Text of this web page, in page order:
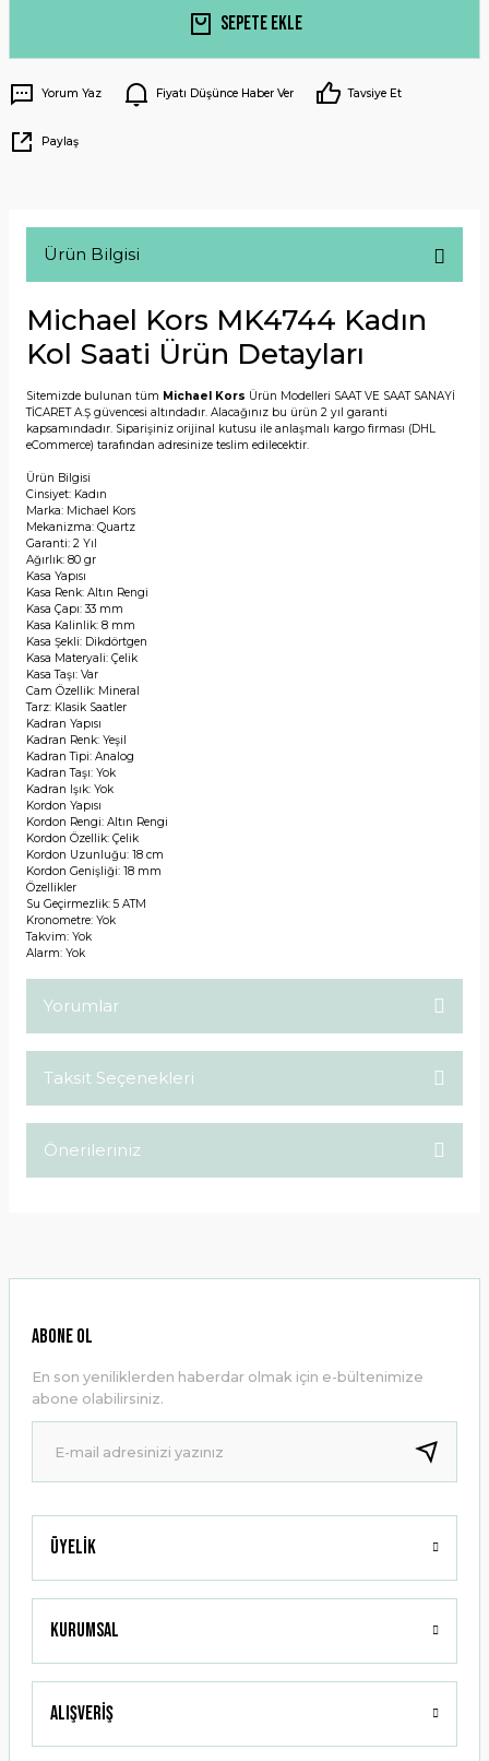
Sepete Ekle
Yorum Yaz Fiyatı Düşünce Haber Ver Tavsiye Et
Paylaş
Ürün Bilgisi
Michael Kors MK4744 Kadın
Kol Saati Ürün Detayları
Sitemizde bulunan tüm Michael Kors Ürün Modelleri SAAT VE SAAT SANAYİ
TİCARET A.Ş güvencesi altındadır. Alacağınız bu ürün 2 yıl garanti
kapsamındadır. Siparişiniz orijinal kutusu ile anlaşmalı kargo firması (DHL
eCommerce) tarafından adresinize teslim edilecektir.
Ürün Bilgisi
Cinsiyet: Kadın
Marka: Michael Kors
Mekanizma: Quartz
Garanti: 2 Yıl
Ağırlık: 80 gr
Kasa Yapısı
Kasa Renk: Altın Rengi
Kasa Çapı: 33 mm
Kasa Kalinlik: 8 mm
Kasa Şekli: Dikdörtgen
Kasa Materyali: Çelik
Kasa Taşı: Var
Cam Özellik: Mineral
Tarz: Klasik Saatler
Kadran Yapısı
Kadran Renk: Yeşil
Kadran Tipi: Analog
Kadran Taşı: Yok
Kadran Işık: Yok
Kordon Yapısı
Kordon Rengi: Altın Rengi
Kordon Özellik: Çelik
Kordon Uzunluğu: 18 cm
Kordon Genişliği: 18 mm
Özellikler
Su Geçirmezlik: 5 ATM
Kronometre: Yok
Takvim: Yok
Alarm: Yok
Yorumlar
Taksit Seçenekleri
Önerileriniz
Ürün resmi kalitesiz, bozuk veya görüntülenemiyor.
Ürün bilgilerinde hatalar bulunuyor.
Ürün fiyatı diğer sitelerden daha pahalı.
Bu ürüne benzer farklı alternatifler olmalı.
Gönder
Üyelik
Kurumsal
Alışveriş
ABONE OL
En son yeniliklerden haberdar olmak için e-bültenimize
abone olabilirsiniz.